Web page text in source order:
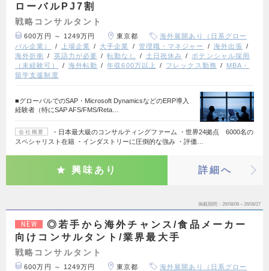
ローバルPJ7割
戦略コンサルタント
600万円 ～ 1249万円 東京都
海外展開あり（日系グロー
バル企業）
上場企業 大手企業 管理職・マネジャー
海外出張
海外折衝
英語力が必要 転勤なし 土日祝休み
ポテンシャル採用
（未経験可）
海外転勤 年収600万以上 フレックス勤務
MBA・
留学支援制度
■グローバルでのSAP・Microsoft DynamicsなどのERP導入
経験者（特にSAP AFS/FMS/Reta…
会社概要
・日本最大級のコンサルティングファーム ・世界24拠点 6000名の
スペシャリスト在籍 ・インダストリーに圧倒的な強み ・評価…
興味あり 詳細へ
掲載期間 26/08/08～26/08/27
NEW
◎若手から海外チャンス/食品メーカー
向けコンサルタント/業界最大手
戦略コンサルタント
600万円 ～ 1249万円 東京都
海外展開あり（日系グロー